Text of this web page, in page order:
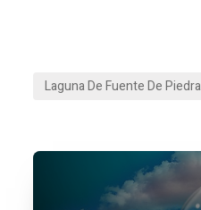
Laguna De Fuente De Piedra